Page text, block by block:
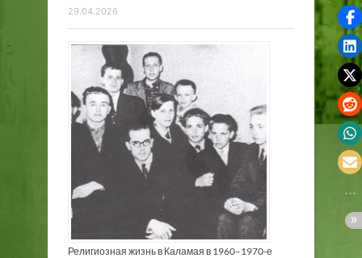
29.04.2026
Религиозная жизнь в Каламая в 1960–1970-е